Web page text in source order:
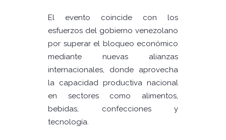
El evento coincide con los
esfuerzos del gobierno venezolano
por superar el bloqueo económico
mediante nuevas alianzas
internacionales, donde aprovecha
la capacidad productiva nacional
en sectores como alimentos,
bebidas, confecciones y
tecnología.